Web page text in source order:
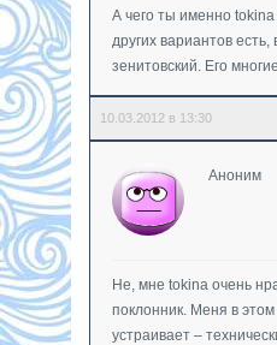
А чего ты именно
других вариантов
зенитовский. Его
10.03.2012 в 13:30
Аноним
Не, мне tokina очень
поклонник. Меня в этом
устраивает –